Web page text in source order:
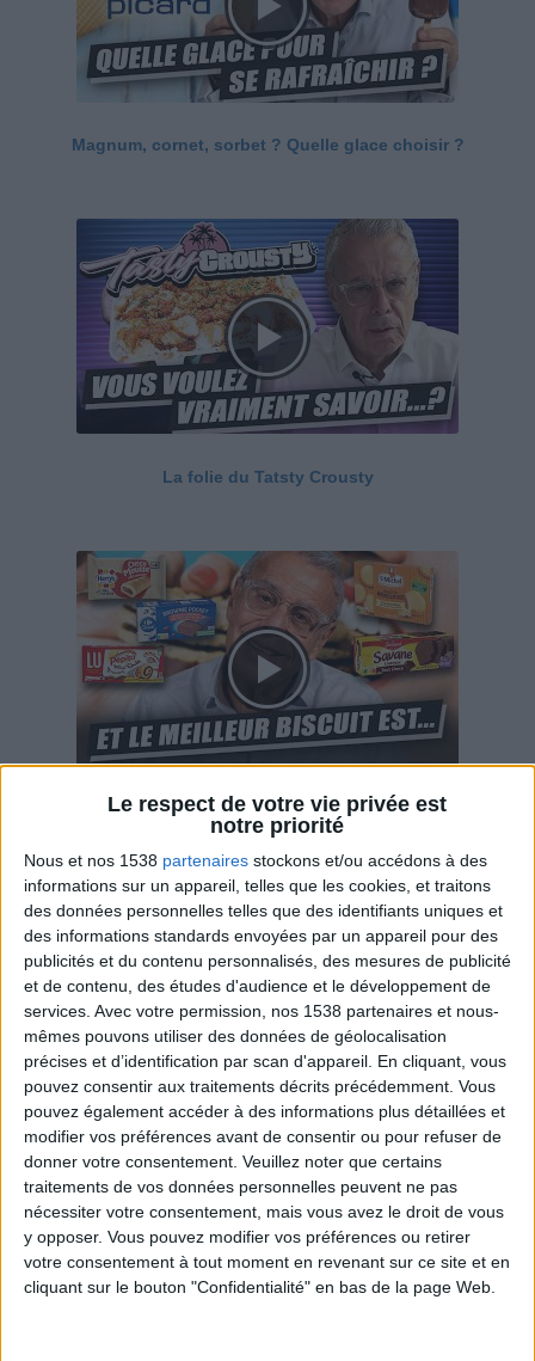
Le respect de votre vie privée est
notre priorité
Nous et nos 1538 partenaires stockons et/ou accédons à des
informations sur un appareil, telles que les cookies, et traitons
des données personnelles telles que des identifiants uniques et
des informations standards envoyées par un appareil pour des
publicités et du contenu personnalisés, des mesures de publicité
et de contenu, des études d'audience et le développement de
services. Avec votre permission, nos 1538 partenaires et nous-
mêmes pouvons utiliser des données de géolocalisation
précises et d’identification par scan d'appareil. En cliquant, vous
pouvez consentir aux traitements décrits précédemment. Vous
pouvez également accéder à des informations plus détaillées et
modifier vos préférences avant de consentir ou pour refuser de
donner votre consentement. Veuillez noter que certains
traitements de vos données personnelles peuvent ne pas
nécessiter votre consentement, mais vous avez le droit de vous
y opposer. Vous pouvez modifier vos préférences ou retirer
votre consentement à tout moment en revenant sur ce site et en
cliquant sur le bouton "Confidentialité" en bas de la page Web.
Magnum, cornet, sorbet ? Quelle glace choisir ?
La folie du Tatsty Crousty
Savane, LU, Pepito, Harrys... Que valent vraiment
ces gâteaux ?
Webinaires en direct Voir tout
Peut-on remplacer la viande par des féculents ?
Consultation diététique du 05/08/2026